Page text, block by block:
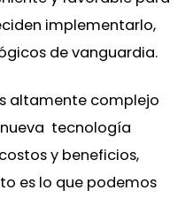
implementarlo,
de vanguardia.
altamente complejo
tecnología
y beneficios,
es lo que podemos